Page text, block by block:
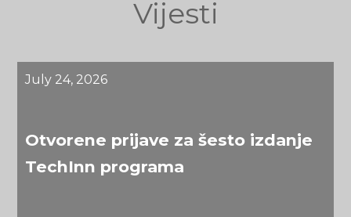
Vijesti
July 24, 2026
Otvorene prijave za šesto izdanje
TechInn programa